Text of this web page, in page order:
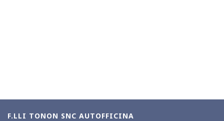
F.LLI TONON SNC AUTOFFICINA